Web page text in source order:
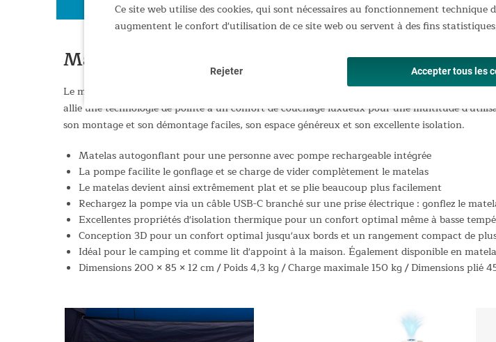
Matelas gonflable Easy 3D Premium Flex
Le matelas pneumatique Easy 3D Premium Flex de Skandika révolutionne l'expérience du
allie une technologie de pointe à un confort de couchage luxueux pour une multitude
son montage et son démontage faciles, son espace généreux et son excellente isolation.
Matelas autogonflant pour une personne avec pompe rechargeable intégrée
La pompe facilite le gonflage et se charge de vider complètement le matelas
Le matelas devient ainsi extrêmement plat et se plie beaucoup plus facilement
Rechargez la pompe via un câble USB-C branché sur une prise électrique : gonflez le
Excellentes propriétés d'isolation thermique pour un confort optimal même à basse
Conception 3D pour un confort optimal jusqu'aux bords et un rangement compact de
Idéal pour le camping et comme lit d'appoint à la maison. Également disponible en
Dimensions 200 × 85 × 12 cm / Poids 4,3 kg / Charge maximale 150 kg / Dimensions plié
Ce site web utilise des cookies, qui sont nécessaires au fonctionnement
augmentent le confort d'utilisation de ce site web ou servent à des fins
Rejeter Accepter tous les